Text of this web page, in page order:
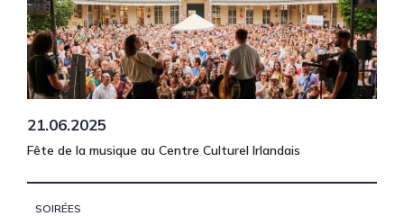
21.06.2025
Fête de la musique au Centre Culturel Irlandais
SOIRÉES